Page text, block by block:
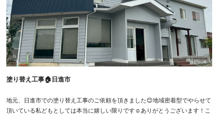
塗り替え工事🏠日進市
地元、日進市での塗り替え工事のご依頼を頂きました😊地域密着型でやらせて
頂いている私どもとしては本当に嬉しい限りです☺️ありがとうございます！こ